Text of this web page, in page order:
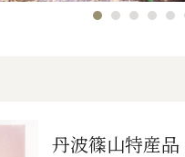
丹波篠山特産品